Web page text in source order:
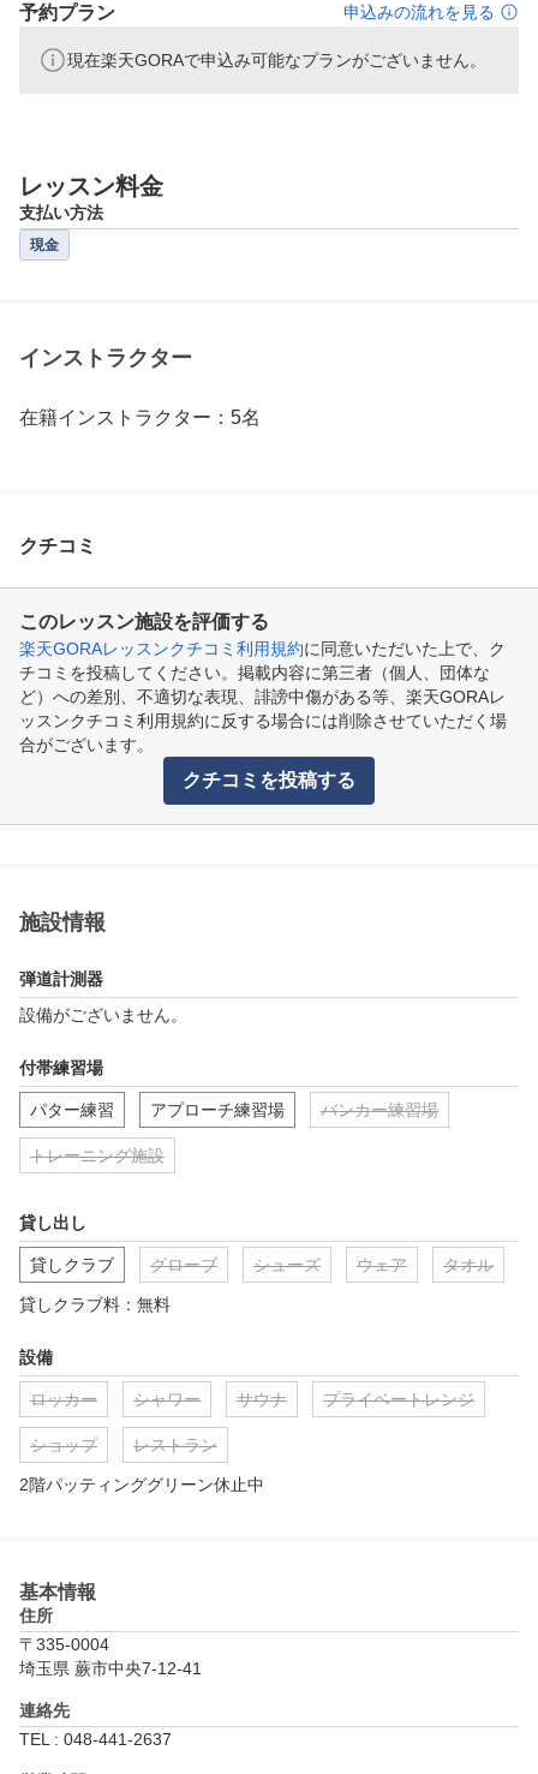
予約プラン 申込みの流れを見る
現在楽天GORAで申込み可能なプランがございません。
レッスン料金
支払い方法
現金
インストラクター
在籍インストラクター：5名
クチコミ
このレッスン施設を評価する
楽天GORAレッスンクチコミ利用規約に同意いただいた上で、ク
チコミを投稿してください。掲載内容に第三者（個人、団体な
ど）への差別、不適切な表現、誹謗中傷がある等、楽天GORAレ
ッスンクチコミ利用規約に反する場合には削除させていただく場
合がございます。
クチコミを投稿する
施設情報
弾道計測器
設備がございません。
付帯練習場
パター練習 アプローチ練習場 バンカー練習場
トレーニング施設
貸し出し
貸しクラブ グローブ シューズ ウェア タオル
貸しクラブ料：無料
設備
ロッカー シャワー サウナ プライベートレンジ
ショップ レストラン
2階パッティンググリーン休止中
基本情報
住所
〒335-0004
埼玉県 蕨市中央7-12-41
連絡先
TEL : 048-441-2637